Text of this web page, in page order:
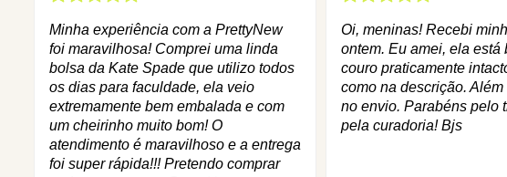
Minha experiência com a PrettyNew
foi maravilhosa! Comprei uma linda
bolsa da Kate Spade que utilizo todos
os dias para faculdade, ela veio
extremamente bem embalada e com
um cheirinho muito bom! O
atendimento é maravilhoso e a entrega
foi super rápida!!! Pretendo comprar
Oi, meninas! Recebi
ontem. Eu amei, ela está
couro praticamente
como na descrição.
no envio. Parabéns pelo
pela curadoria! Bjs